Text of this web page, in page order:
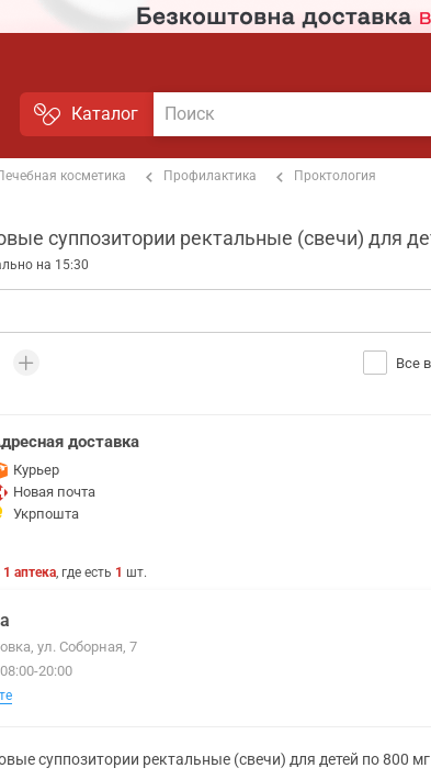
Каталог
косметика Профилактика Проктология
суппозитории ректальные (свечи) для
на 15:30
Все
доставка
Курьер
Новая почта
Укрпошта
1 аптека, где есть 1 шт.
ул. Соборная, 7
20:00
суппозитории ректальные (свечи) для детей по 800